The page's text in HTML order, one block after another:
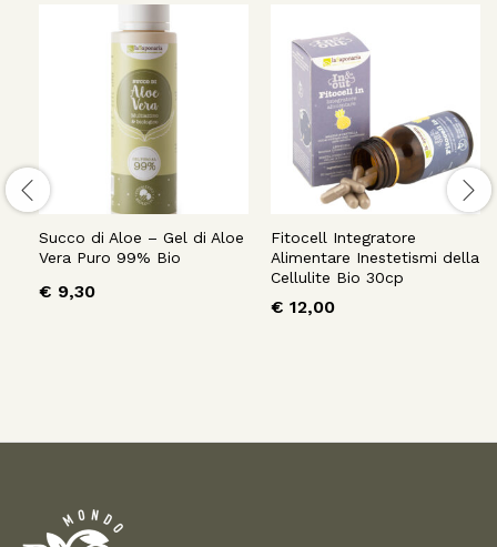
Succo di Aloe – Gel di Aloe
Vera Puro 99% Bio
€ 9,30
Fitocell Integratore
Alimentare Inestetismi della
Cellulite Bio 30cp
€ 12,00